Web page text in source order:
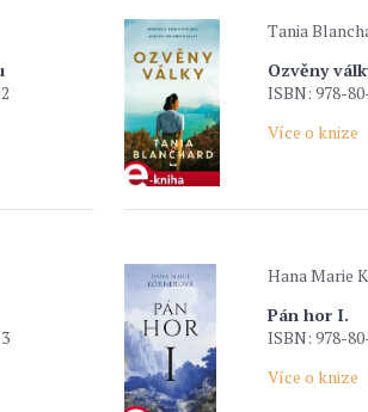
Tania
Ozvěny
ISBN: 978-
Více o knize
Hana Marie
Pán hor I.
ISBN: 978-
Více o knize